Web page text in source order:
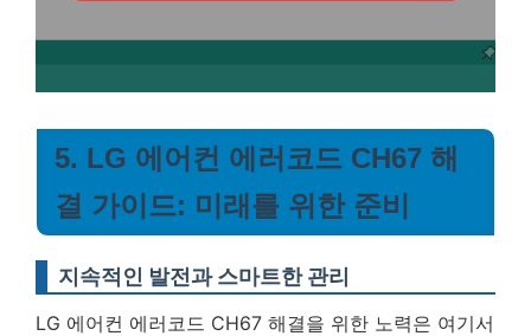
5. LG 에어컨 에러코드 CH67 해
결 가이드: 미래를 위한 준비
지속적인 발전과 스마트한 관리
LG 에어컨 에러코드 CH67 해결을 위한 노력은 여기서